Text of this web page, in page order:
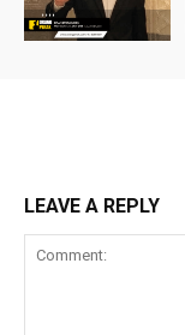
LEAVE A REPLY